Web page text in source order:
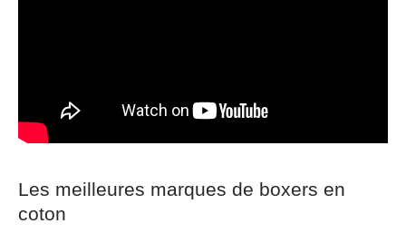
Les meilleures marques de boxers en
coton